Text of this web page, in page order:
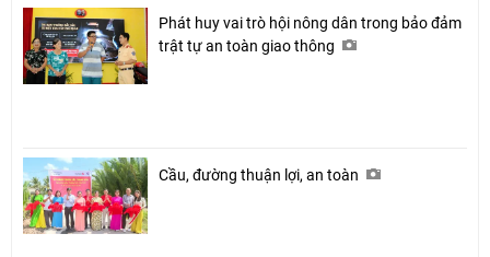
Phát huy vai trò hội nông dân trong bảo đảm
trật tự an toàn giao thông
Cầu, đường thuận lợi, an toàn